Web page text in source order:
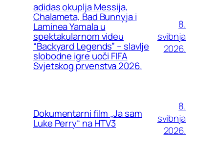
adidas okuplja Messija,
Chalameta, Bad Bunnyja i
Laminea Yamala u
spektakularnom videu
“Backyard Legends” – slavlje
slobodne igre uoči FIFA
Svjetskog prvenstva 2026.
8.
svibnja
2026.
Dokumentarni film „Ja sam
Luke Perry“ na HTV3
8.
svibnja
2026.